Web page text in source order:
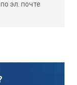
эл. почте